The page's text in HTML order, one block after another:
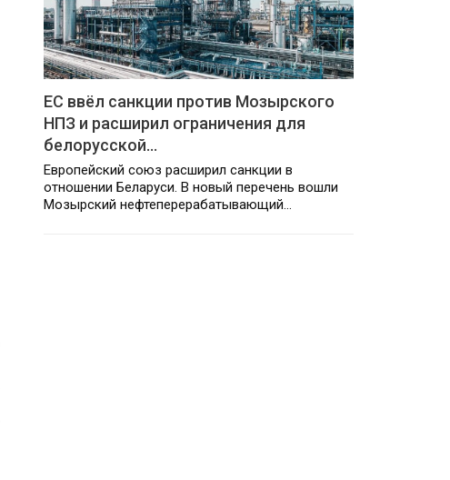
ЕС ввёл санкции против Мозырского
НПЗ и расширил ограничения для
белорусской…
Европейский союз расширил санкции в
отношении Беларуси. В новый перечень вошли
Мозырский нефтеперерабатывающий…